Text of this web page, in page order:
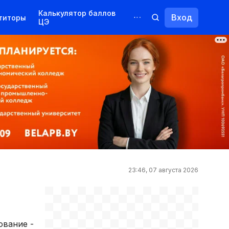
Калькулятор баллов
ЦЭ
Курсы
Переподготовка
Вход
23:46, 07 августа 2026
-